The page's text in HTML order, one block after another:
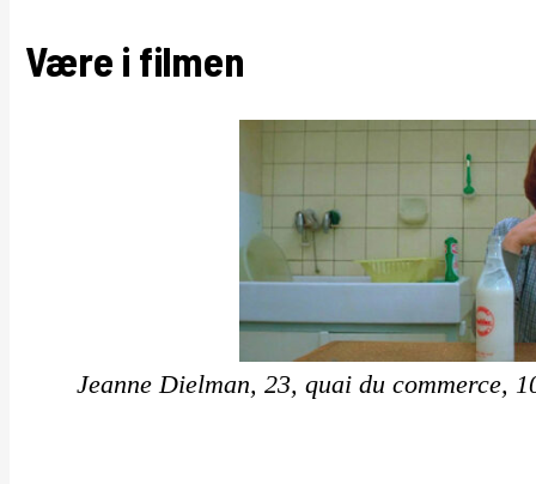
Være i filmen
Jeanne Dielman, 23, quai du commerce,